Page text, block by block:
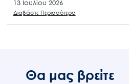
13 Ιουλίου 2026
Διαβάστε Περισσότερα
Θα μας βρείτε